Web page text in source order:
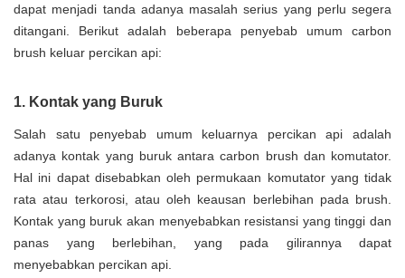
dapat menjadi tanda adanya masalah serius yang perlu segera
ditangani. Berikut adalah beberapa penyebab umum carbon
brush keluar percikan api:
1. Kontak yang Buruk
Salah satu penyebab umum keluarnya percikan api adalah
adanya kontak yang buruk antara carbon brush dan komutator.
Hal ini dapat disebabkan oleh permukaan komutator yang tidak
rata atau terkorosi, atau oleh keausan berlebihan pada brush.
Kontak yang buruk akan menyebabkan resistansi yang tinggi dan
panas yang berlebihan, yang pada gilirannya dapat
menyebabkan percikan api.